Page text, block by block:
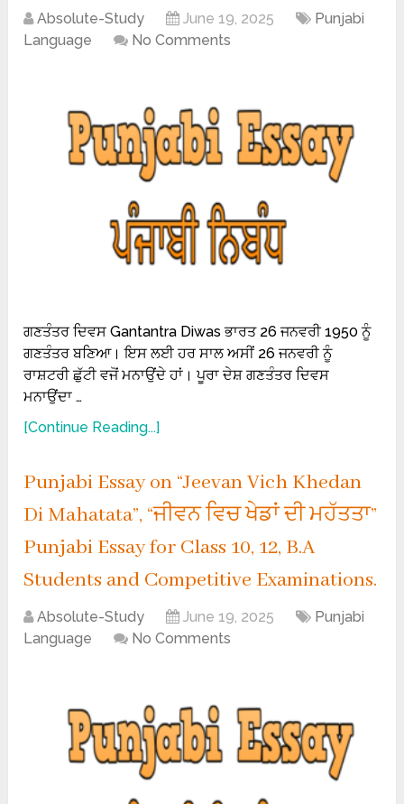
Absolute-Study June 19, 2025
Punjabi
Language
No Comments
ਗਣਤੰਤਰ ਦਿਵਸ Gantantra Diwas ਭਾਰਤ 26 ਜਨਵਰੀ 1950 ਨੂੰ
ਗਣਤੰਤਰ ਬਣਿਆ। ਇਸ ਲਈ ਹਰ ਸਾਲ ਅਸੀਂ 26 ਜਨਵਰੀ ਨੂੰ
ਰਾਸ਼ਟਰੀ ਛੁੱਟੀ ਵਜੋਂ ਮਨਾਉਂਦੇ ਹਾਂ। ਪੂਰਾ ਦੇਸ਼ ਗਣਤੰਤਰ ਦਿਵਸ
ਮਨਾਉਂਦਾ …
[Continue Reading...]
Punjabi Essay on “Jeevan Vich Khedan
Di Mahatata”, “ਜੀਵਨ ਵਿਚ ਖੇਡਾਂ ਦੀ ਮਹੱਤਤਾ”
Punjabi Essay for Class 10, 12, B.A
Students and Competitive Examinations.
Absolute-Study June 19, 2025
Punjabi
Language
No Comments